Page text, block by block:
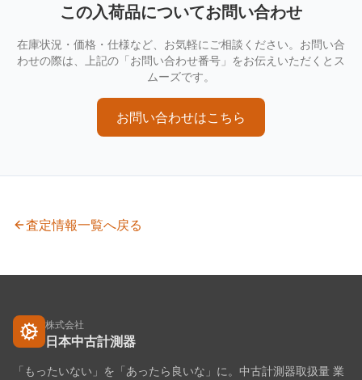
この入荷品についてお問い合わせ
在庫状況・価格・仕様など、お気軽にご相談ください。お問い合
わせの際は、上記の「お問い合わせ番号」をお伝えいただくとス
ムーズです。
お問い合わせはこちら
査定情報一覧へ戻る
株式会社
日本中古計測器
「もったいない」を「あったら良いな」に。中古計測器取扱量 業